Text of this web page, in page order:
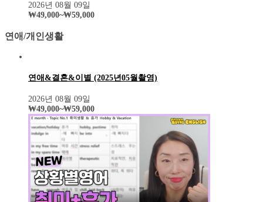
2026년 08월 09일
₩49,000~₩59,000
연애/개인생활
연애&결혼&이별 (2025년05월촬영)
2026년 08월 09일
₩49,000~₩59,000